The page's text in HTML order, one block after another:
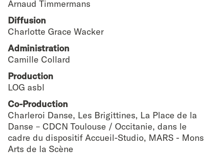
Arnaud Timmermans
Diffusion
Charlotte Grace Wacker
Administration
Camille Collard
Production
LOG asbl
Co-Production
Charleroi Danse, Les Brigittines, La Place de la
Danse – CDCN Toulouse / Occitanie, dans le
cadre du dispositif Accueil-Studio, MARS - Mons
Arts de la Scène